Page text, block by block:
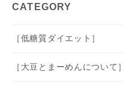
CATEGORY
［低糖質ダイエット］
［大豆とまーめんについて］